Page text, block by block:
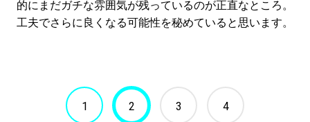
的にまだガチな雰囲気が残っているのが正直なところ。
工夫でさらに良くなる可能性を秘めていると思います。
1 2 3 4